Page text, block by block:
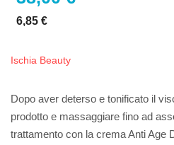
6,85 €
Ischia Beauty
Dopo aver deterso e tonificato il
prodotto e massaggiare fino ad
trattamento con la crema Anti Age